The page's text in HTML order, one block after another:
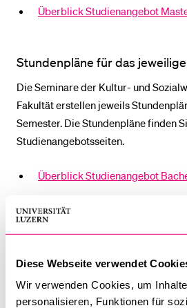
Diese Webseite verwendet
Wir verwenden Cookies, um
personalisieren, Funktionen für
Überblick Studienangebot
Stundenpläne für das
Die Seminare der Kultur- und
Fakultät erstellen jeweils
Semester. Die Stundenpläne finden
Studienangebotsseiten.
Überblick Studienangebot
Überblick Studienangebot Master
Für Lehrveranstaltungen der KSF ist
obligatorisch. Ohne angemeldet zu
Anmeldung und Zulassung